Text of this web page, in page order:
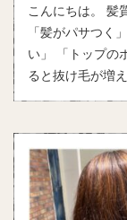
こんにちは。 髪
「髪がパサつく
い」 「トップの
ると抜け毛が増